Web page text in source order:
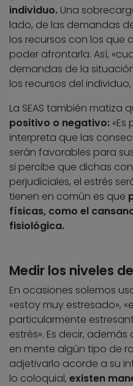
individuo. Una
lado, de las demandas
los recursos con los que
poder afrontarla. Así,
demandas de la
los recursos del
La SEAS también matiza
positivo o negativo:
interpreta que las
serán favorables para
si percibe que dichas
perjudiciales, el estrés
tienen en común es que
físicas, como el
fisiológica.
Medir los niveles
En ocasiones solemos
«estoy muy estresado»,
particularmente
estrés». Es decir,
en mente algún tipo de
adjetivarlo acorde a su
lo coloquial, existen